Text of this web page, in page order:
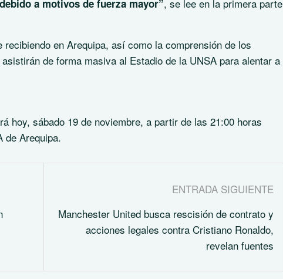
a motivos de fuerza mayor”, se lee en la primera parte
recibiendo en Arequipa, así como la comprensión de los
de forma masiva al Estadio de la UNSA para alentar a
hoy, sábado 19 de noviembre, a partir de las 21:00 horas
de Arequipa.
ENTRADA SIGUIENTE
Manchester United busca rescisión de contrato y
acciones legales contra Cristiano Ronaldo,
revelan fuentes